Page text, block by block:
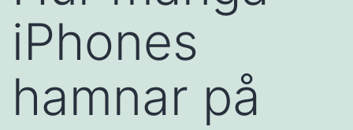
iPhones
hamnar på